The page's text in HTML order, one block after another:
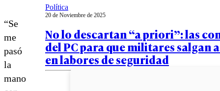
“Se
me
pasó
la
mano
Política
20 de Noviembre de 2025
No lo descartan “a priori”: las
del PC para que militares salgan
en labores de seguridad